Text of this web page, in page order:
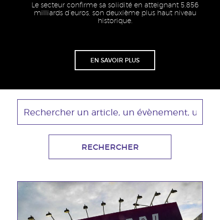
Le secteur confirme sa solidité en atteignant 5,856
milliards d’euros, son deuxième plus haut niveau
historique.
Lien
EN SAVOIR PLUS